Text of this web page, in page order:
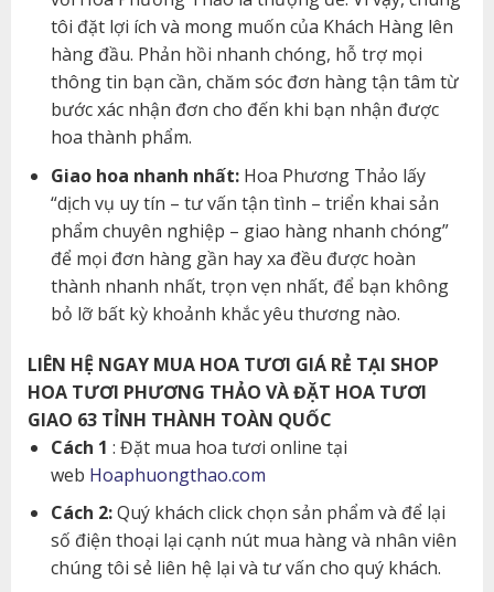
tôi đặt lợi ích và mong muốn của Khách Hàng lên
hàng đầu. Phản hồi nhanh chóng, hỗ trợ mọi
thông tin bạn cần, chăm sóc đơn hàng tận tâm từ
bước xác nhận đơn cho đến khi bạn nhận được
hoa thành phẩm.
Giao hoa nhanh nhất:Hoa Phương Thảo lấy
“dịch vụ uy tín – tư vấn tận tình – triển khai sản
phẩm chuyên nghiệp – giao hàng nhanh chóng”
để mọi đơn hàng gần hay xa đều được hoàn
thành nhanh nhất, trọn vẹn nhất, để bạn không
bỏ lỡ bất kỳ khoảnh khắc yêu thương nào.
LIÊN HỆ NGAY MUA HOA TƯƠI GIÁ RẺ TẠI SHOP
HOA TƯƠI PHƯƠNG THẢO VÀ ĐẶT HOA TƯƠI
GIAO 63 TỈNH THÀNH TOÀN QUỐC
Cách 1 : Đặt mua hoa tươi online tại
web Hoaphuongthao.com
Cách 2:Quý khách click chọn sản phẩm và để lại
số điện thoại lại cạnh nút mua hàng và nhân viên
chúng tôi sẻ liên hệ lại và tư vấn cho quý khách.